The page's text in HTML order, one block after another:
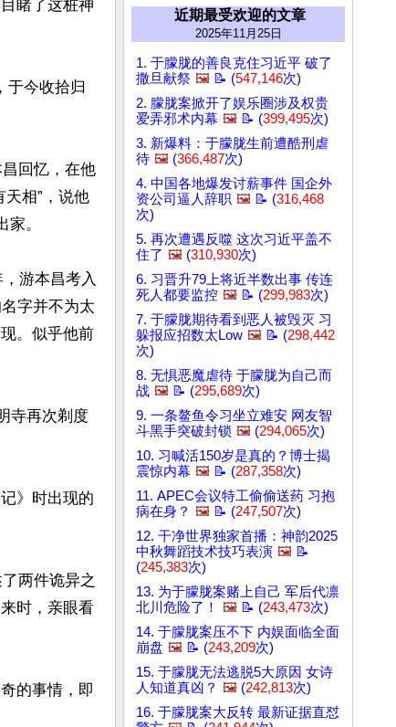
睹了这桩神
于今收拾归
回忆，在他
相”，说他
。
游本昌考入
字并不为太
。似乎他前
寺再次剃度
》时出现的
两件诡异之
时，亲眼看
的事情，即
近期最受欢迎的文章
2025年11月25日
1. 于朦胧的善良克住习近平 破了
撒旦献祭 🖼️ 📝 (547,146次)
2. 朦胧案掀开了娱乐圈涉及权贵
爱弄邪术内幕 🖼️ 📝 (399,495次)
3. 新爆料：于朦胧生前遭酷刑虐
待 🖼️ (366,487次)
4. 中国各地爆发讨薪事件 国企外
资公司逼人辞职 🖼️ 📝 (316,468
次)
5. 再次遭遇反噬 这次习近平盖不
住了 🖼️ (310,930次)
6. 习晋升79上将近半数出事 传连
死人都要监控 🖼️ 📝 (299,983次)
7. 于朦胧期待看到恶人被毁灭 习
躲报应招数太Low 🖼️ 📝 (298,442
次)
8. 无惧恶魔虐待 于朦胧为自己而
战 🖼️ 📝 (295,689次)
9. 一条鳌鱼令习坐立难安 网友智
斗黑手突破封锁 🖼️ (294,065次)
10. 习喊活150岁是真的？博士揭
震惊内幕 🖼️ 📝 (287,358次)
11. APEC会议特工偷偷送药 习抱
病在身？ 🖼️ 📝 (247,507次)
12. 干净世界独家首播：神韵2025
中秋舞蹈技术技巧表演 🖼️ 📝
(245,383次)
13. 为于朦胧案赌上自己 军后代凛
北川危险了！
🖼️ 📝 (243,473次)
14. 于朦胧案压不下 内娱面临全面
崩盘 🖼️ 📝 (243,209次)
15. 于朦胧无法逃脱5大原因 女诗
人知道真凶？ 🖼️ (242,813次)
16. 于朦胧案大反转 最新证据直怼